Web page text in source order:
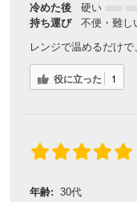
冷めた後
硬い
持ち運び
不便・難し
レンジで温めるだけで
役に立った 1
年齢: 30代